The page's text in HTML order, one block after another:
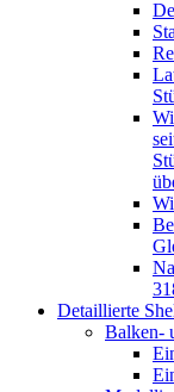
Detaillierte
Balken-